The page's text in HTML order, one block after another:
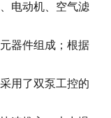
电动机、空气滤
器件组成；根据
用了双泵工控的